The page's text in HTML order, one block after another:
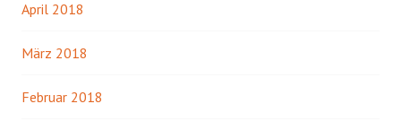
April 2018
März 2018
Februar 2018